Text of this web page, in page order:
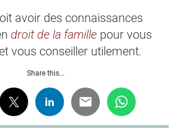
avoir des connaissances
droit de la famillepour vous
vous conseiller utilement.
Share this...